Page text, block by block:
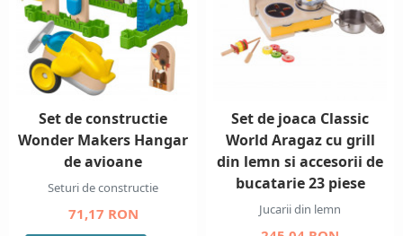
Set de constructie
Wonder Makers Hangar
de avioane
Seturi de constructie
71,17 RON
Set de joaca Classic
World Aragaz cu grill
din lemn si accesorii de
bucatarie 23 piese
Jucarii din lemn